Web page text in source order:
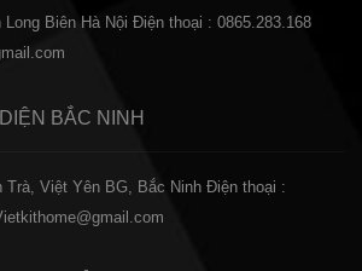
Biên Hà Nội Điện thoại : 0865.283.168
BẮC NINH
Việt Yên BG, Bắc Ninh Điện thoại :